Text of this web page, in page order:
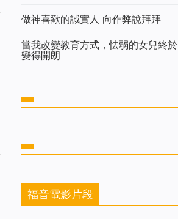
做神喜歡的誠實人 向作弊說拜拜
當我改變教育方式，怯弱的女兒終於
變得開朗
福音電影片段